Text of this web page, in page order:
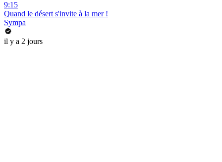
9:15
Quand le désert s'invite à la mer !
Sympa
il y a 2 jours